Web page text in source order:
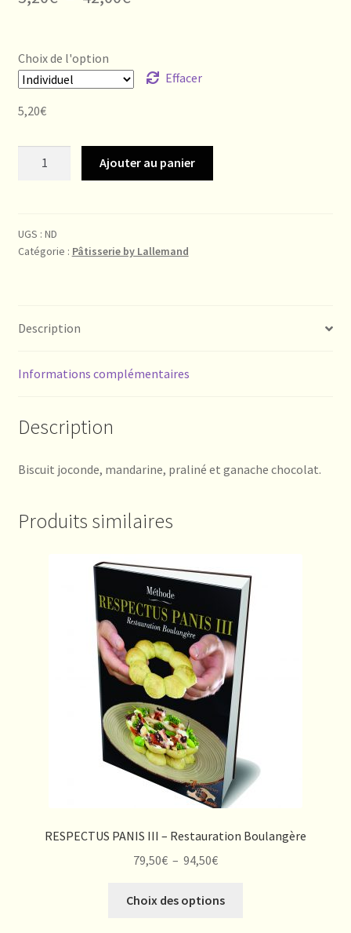
5,20€
Choix de l'option
Effacer
5,20€
Ajouter au panier
UGS : ND
Catégorie : Pâtisserie by Lallemand
Description
Informations complémentaires
Description
Biscuit joconde, mandarine, praliné et ganache chocolat.
Produits similaires
RESPECTUS PANIS III – Restauration Boulangère
79,50€ – 94,50€Plage
prix :
Choix des options